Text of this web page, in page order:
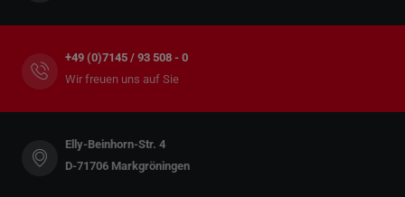
+49 (0)7145 / 93 508 - 0
Wir freuen uns auf Sie
Elly-Beinhorn-Str. 4
D-71706 Markgröningen